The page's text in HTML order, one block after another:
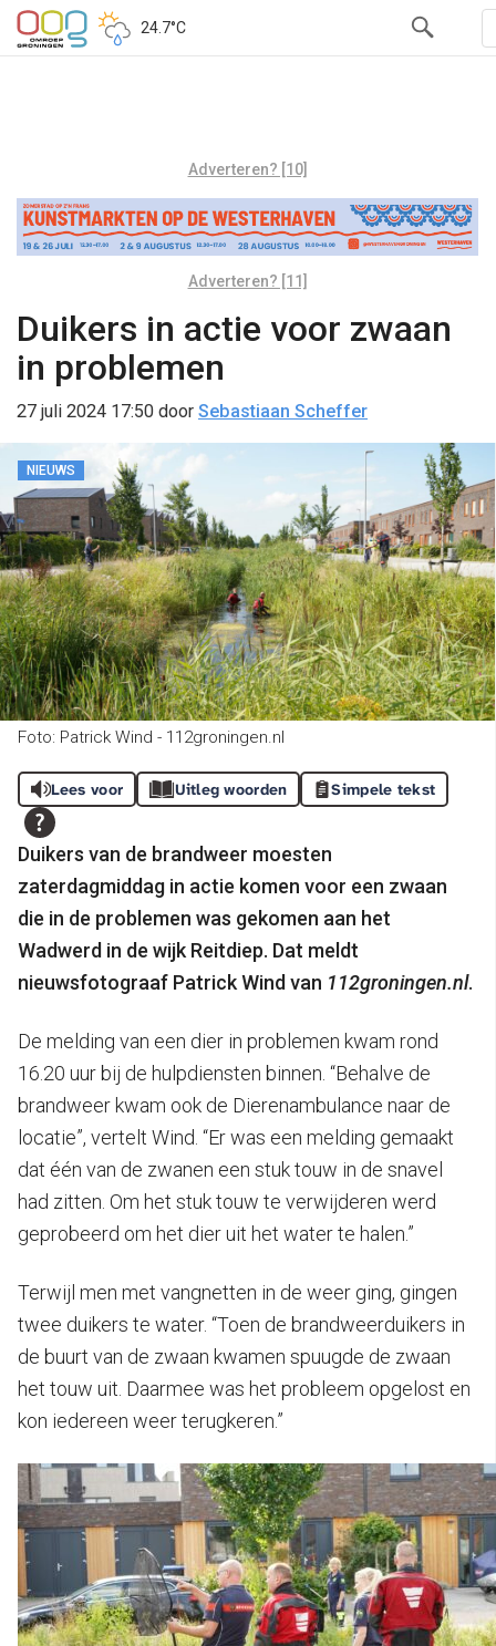
24.7°C
Adverteren? [10]
Adverteren? [11]
Duikers in actie voor zwaan
in problemen
27 juli 2024 17:50 door Sebastiaan Scheffer
NIEUWS
Foto: Patrick Wind - 112groningen.nl
Lees voor Uitleg woorden Simpele tekst
Duikers van de brandweer moesten
zaterdagmiddag in actie komen voor een zwaan
die in de problemen was gekomen aan het
Wadwerd in de wijk Reitdiep. Dat meldt
nieuwsfotograaf Patrick Wind van 112groningen.nl.
De melding van een dier in problemen kwam rond
16.20 uur bij de hulpdiensten binnen. “Behalve de
brandweer kwam ook de Dierenambulance naar de
locatie”, vertelt Wind. “Er was een melding gemaakt
dat één van de zwanen een stuk touw in de snavel
had zitten. Om het stuk touw te verwijderen werd
geprobeerd om het dier uit het water te halen.”
Terwijl men met vangnetten in de weer ging, gingen
twee duikers te water. “Toen de brandweerduikers in
de buurt van de zwaan kwamen spuugde de zwaan
het touw uit. Daarmee was het probleem opgelost en
kon iedereen weer terugkeren.”